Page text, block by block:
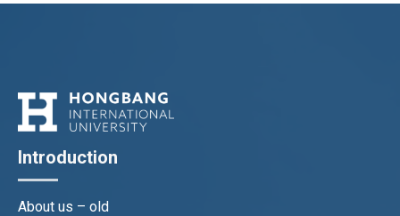
Introduction
About us – old